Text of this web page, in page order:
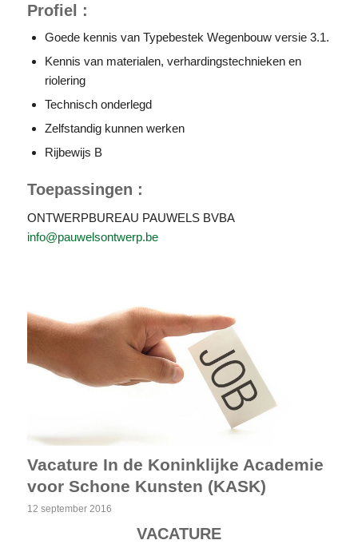
Profiel :
Goede kennis van Typebestek Wegenbouw versie 3.1.
Kennis van materialen, verhardingstechnieken en
riolering
Technisch onderlegd
Zelfstandig kunnen werken
Rijbewijs B
Toepassingen :
ONTWERPBUREAU PAUWELS BVBA
info@pauwelsontwerp.be
Vacature In de Koninklijke Academie
voor Schone Kunsten (KASK)
12 september 2016
VACATURE